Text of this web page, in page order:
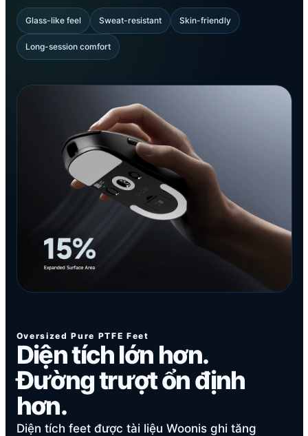
Glass-like feel Sweat-resistant Skin-friendly
Long-session comfort
Oversized Pure PTFE Feet
Diện tích lớn hơn.
Đường trượt ổn định
hơn.
Diện tích feet được tài liệu Woonis ghi tăng